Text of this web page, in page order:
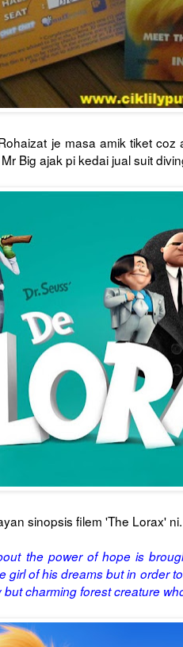
je masa amik tiket
Big ajak pi kedai jual suit
sinopsis filem 'The Lorax' ni.
the power of hope is
girl of his dreams but in order
charming forest creature